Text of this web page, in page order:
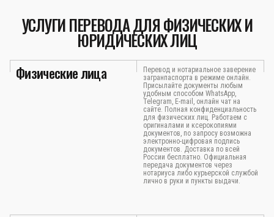
УСЛУГИ ПЕРЕВОДА ДЛЯ ФИЗИЧЕСКИХ И
ЮРИДИЧЕСКИХ ЛИЦ
Физические лица
Перевод и нотариальное заверение
загранпаспорта в режиме онлайн.
Присылайте документы любым
удобным способом WhatsApp,
Telegram, E-mail, онлайн чат на
сайте. Полная конфиденциальность
для физических лиц. Работаем с
оригиналами и ксерокопиями
документов, по запросу возможна
электронно-цифровая подпись
документов. Доставка по всей
России бесплатно. Официальная
передача документов через
нотариуса либо курьерской службой
лично в руки и пункты выдачи.